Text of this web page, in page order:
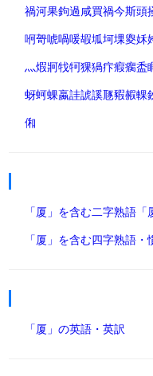
禍河果鉤過咸買禍今斯頭
哬哿唬喎喛嘏坬坷堁夓姀
灬煆牁牫牱猓猧疜瘕瘸盉
蚜蚵蜾蠃詿諕謑豗豭赮輠
俰
「厦」を含む二字熟語
「厦」を含む四字熟語
「厦」の英語・英訳